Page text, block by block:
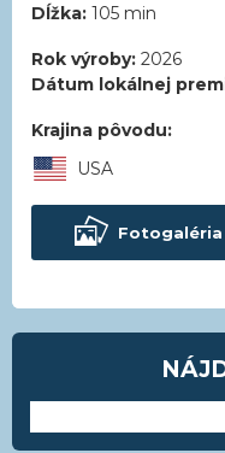
Dĺžka: 105 min
Rok výroby: 2026
Dátum lokálnej
Krajina pôvodu:
USA
Fotogaléria